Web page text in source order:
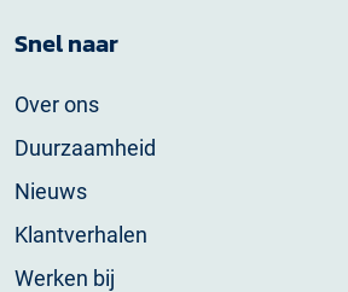
Snel naar
Over ons
Duurzaamheid
Nieuws
Klantverhalen
Werken bij